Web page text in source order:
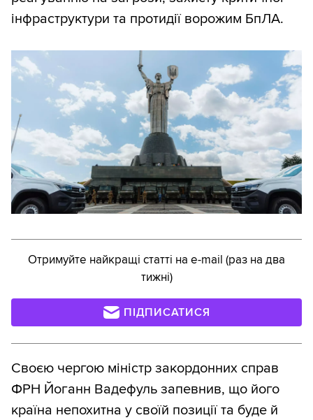
інфраструктури та протидії ворожим БпЛА.
Отримуйте найкращі статті на e-mail (раз на два
тижні)
ПІДПИСАТИСЯ
Своєю чергою міністр закордонних справ
ФРН Йоганн Вадефуль запевнив, що його
країна непохитна у своїй позиції та буде й